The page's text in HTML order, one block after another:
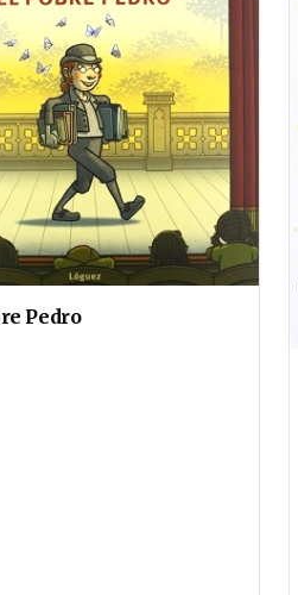
Pedro